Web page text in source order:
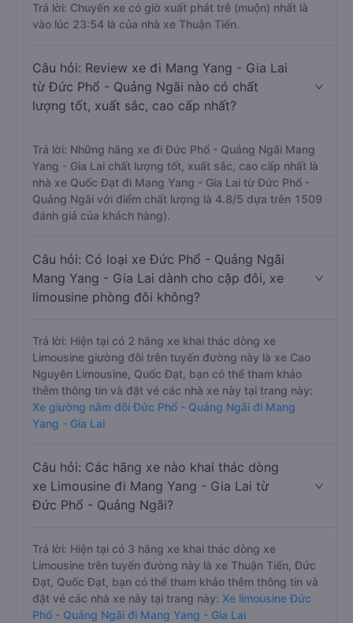
Trả lời: Chuyến xe có giờ xuất phát trễ (muộn) nhất là
vào lúc 23:54 là của nhà xe Thuận Tiến.
Câu hỏi: Review xe đi Mang Yang - Gia Lai
từ Đức Phổ - Quảng Ngãi nào có chất
lượng tốt, xuất sắc, cao cấp nhất?
Trả lời: Những hãng xe đi Đức Phổ - Quảng Ngãi Mang
Yang - Gia Lai chất lượng tốt, xuất sắc, cao cấp nhất là
nhà xe Quốc Đạt đi Mang Yang - Gia Lai từ Đức Phổ -
Quảng Ngãi với điểm chất lượng là 4.8/5 dựa trên 1509
đánh giá của khách hàng).
Câu hỏi: Có loại xe Đức Phổ - Quảng Ngãi
Mang Yang - Gia Lai dành cho cặp đôi, xe
limousine phòng đôi không?
Trả lời: Hiện tại có 2 hãng xe khai thác dòng xe
Limousine giường đôi trên tuyến đường này là xe Cao
Nguyên Limousine, Quốc Đạt, bạn có thể tham khảo
thêm thông tin và đặt vé các nhà xe này tại trang này:
Xe giường nằm đôi Đức Phổ - Quảng Ngãi đi Mang
Yang - Gia Lai
Câu hỏi: Các hãng xe nào khai thác dòng
xe Limousine đi Mang Yang - Gia Lai từ
Đức Phổ - Quảng Ngãi?
Trả lời: Hiện tại có 3 hãng xe khai thác dòng xe
Limousine trên tuyến đường này là xe Thuận Tiến, Đức
Đạt, Quốc Đạt, bạn có thể tham khảo thêm thông tin và
đặt vé các nhà xe này tại trang này: Xe limousine Đức
Phổ - Quảng Ngãi đi Mang Yang - Gia Lai